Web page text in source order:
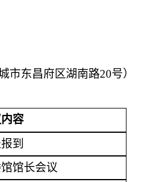
东昌府区湖南路20号）
容
到
馆长会议